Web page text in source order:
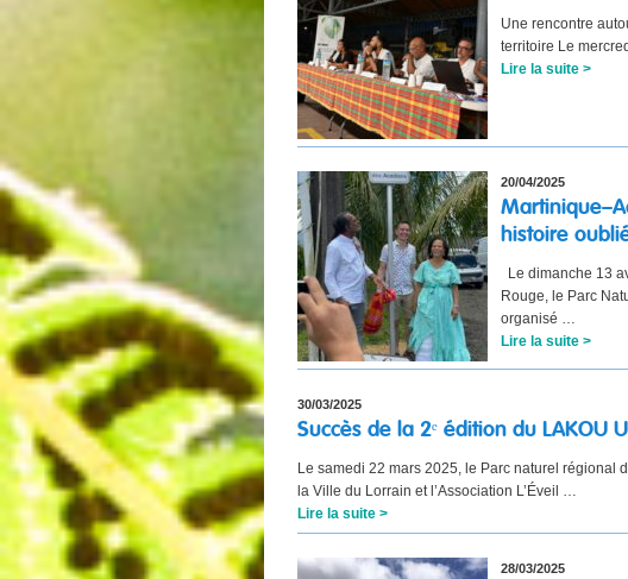
Une rencontre
territoire Le
Lire la suite >
20/04/2025
histoire
Le dimanche 13
Rouge, le Parc
organisé …
Lire la suite >
30/03/2025
Succès de la 2ᵉ édition du LAKOU
Le samedi 22 mars 2025, le Parc naturel régional
la Ville du Lorrain et l’Association L’Éveil …
Lire la suite >
28/03/2025